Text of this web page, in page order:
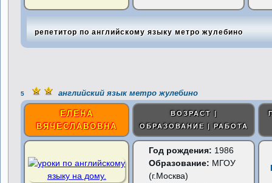
репетитор по английскому языку метро жулебино
5 английский язык метро жулебино
ЕЛЕНА
ВЯЧЕСЛАВОВНА
ВОЗРАСТ |
ОБРАЗОВАНИЕ | РАБОТА
Год рождения: 1986
Образование: МГОУ
(г.Москва)